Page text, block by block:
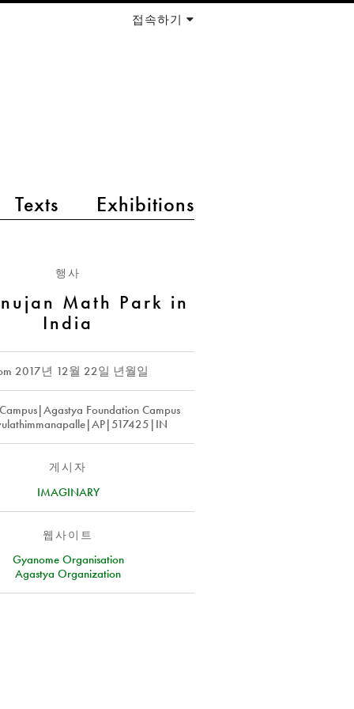
Texts Exhibitions
접속하기
행사
Math Park in
India
2017년 12월 22일 년월일
Foundation Campus
게시자
IMAGINARY
웹사이트
Gyanome Organisation
Agastya Organization